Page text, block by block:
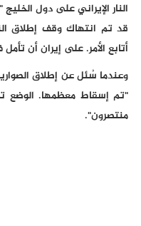
النار الإيراني على دول
قد تم انتهاك وقف إطلاق
أتابع الأمر. على إيران أن
وعندما سُئل عن إطلاق
"تم إسقاط معظمها. الوضع
منتصرون".